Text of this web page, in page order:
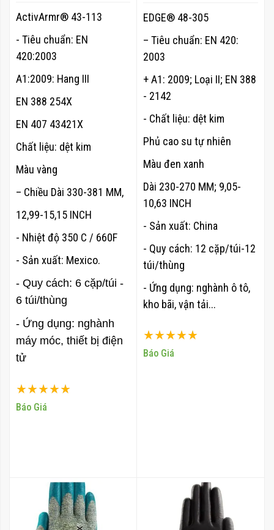
Xếp hạng:
100%
Báo Giá
ActivArmr® 43-113
- Tiêu chuẩn: EN
420:2003
A1:2009: Hang III
EN 388 254X
EN 407 43421X
Chất liệu: dệt kim
Màu vàng
– Chiều Dài 330-381 MM,
12,99-15,15 INCH
- Nhiệt độ 350 C / 660F
- Sản xuất: Mexico.
- Quy cách: 6 cặp/túi -
6 túi/thùng
- Ứng dụng: nghành
máy móc, thiết bị điện
tử
Xếp hạng:
100%
Báo Giá
EDGE® 48-305
– Tiêu chuẩn: EN 420:
2003
+ A1: 2009; Loại II; EN 388
- 2142
- Chất liệu: dệt kim
Phủ cao su tự nhiên
Màu đen xanh
Dài 230-270 MM; 9,05-
10,63 INCH
- Sản xuất: China
- Quy cách: 12 cặp/túi-12
túi/thùng
- Ứng dụng: nghành ô tô,
kho bãi, vận tải...